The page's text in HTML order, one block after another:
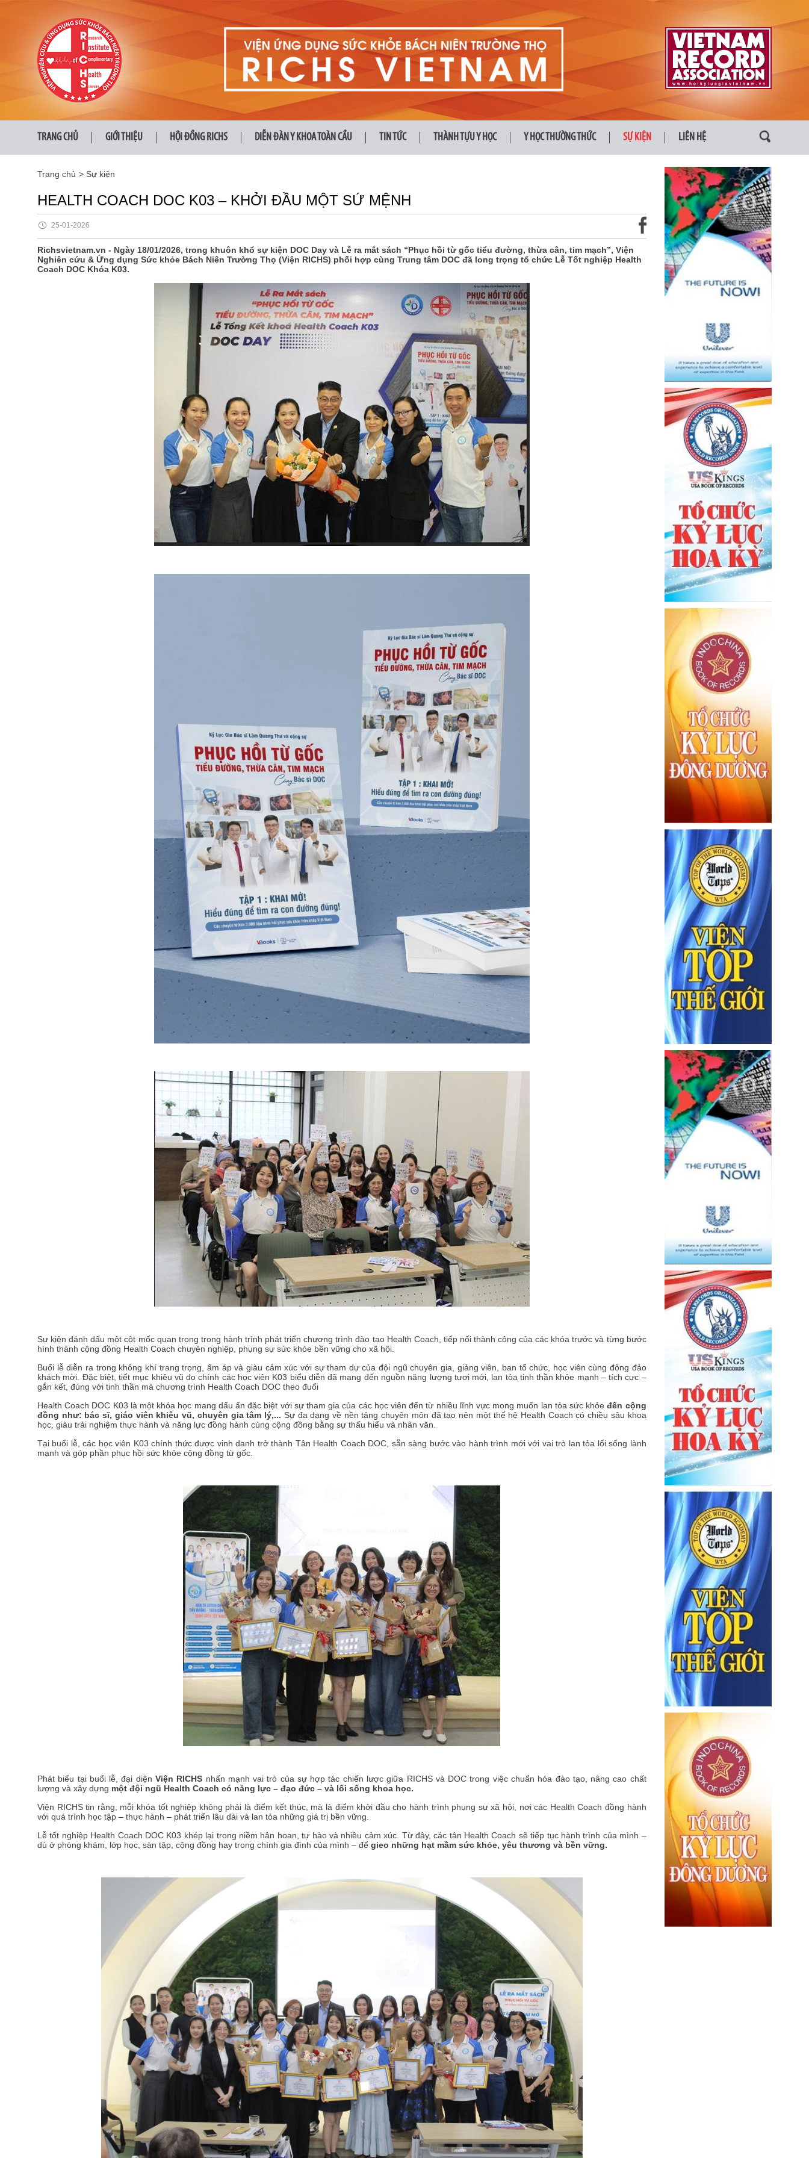
TRANG CHỦ GIỚI THIỆU HỘI ĐỒNG RICHS DIỄN ĐÀN Y KHOA TOÀN CẦU TIN TỨC THÀNH TỰU Y HỌC Y HỌC THƯỜNG THỨC SỰ KIỆN LIÊN HỆ
Trang chủ > Sự kiện
HEALTH COACH DOC K03 – KHỞI ĐẦU MỘT SỨ MỆNH
25-01-2026
Richsvietnam.vn - Ngày 18/01/2026, trong khuôn khổ sự kiện DOC Day và Lễ ra mắt sách “Phục hồi từ gốc tiểu đường, thừa cân, tim mạch”, Viện
Nghiên cứu & Ứng dụng Sức khỏe Bách Niên Trường Thọ (Viện RICHS) phối hợp cùng Trung tâm DOC đã long trọng tổ chức Lễ Tốt nghiệp Health
Coach DOC Khóa K03.
Sự kiện đánh dấu một cột mốc quan trọng trong hành trình phát triển chương trình đào tạo Health Coach, tiếp nối thành công của các khóa trước và từng bước
hình thành cộng đồng Health Coach chuyên nghiệp, phụng sự sức khỏe bền vững cho xã hội.
Buổi lễ diễn ra trong không khí trang trọng, ấm áp và giàu cảm xúc với sự tham dự của đội ngũ chuyên gia, giảng viên, ban tổ chức, học viên cùng đông đảo
khách mời. Đặc biệt, tiết mục khiêu vũ do chính các học viên K03 biểu diễn đã mang đến nguồn năng lượng tươi mới, lan tỏa tinh thần khỏe mạnh – tích cực –
gắn kết, đúng với tinh thần mà chương trình Health Coach DOC theo đuổi
Health Coach DOC K03 là một khóa học mang dấu ấn đặc biệt với sự tham gia của các học viên đến từ nhiều lĩnh vực mong muốn lan tỏa sức khỏeđến cộng
đồng như: bác sĩ, giáo viên khiêu vũ, chuyên gia tâm lý,... Sự đa dạng về nền tảng chuyên môn đã tạo nên một thế hệ Health Coach có chiều sâu khoa
học, giàu trải nghiệm thực hành và năng lực đồng hành cùng cộng đồng bằng sự thấu hiểu và nhân văn.
Tại buổi lễ, các học viên K03 chính thức được vinh danh trở thành Tân Health Coach DOC, sẵn sàng bước vào hành trình mới với vai trò lan tỏa lối sống lành
mạnh và góp phần phục hồi sức khỏe cộng đồng từ gốc.
Phát biểu tại buổi lễ, đại diện Viện RICHS nhấn mạnh vai trò của sự hợp tác chiến lược giữa RICHS và DOC trong việc chuẩn hóa đào tạo, nâng cao chất
lượng và xây dựng một đội ngũ Health Coach có năng lực – đạo đức – và lối sống khoa học.
Viện RICHS tin rằng, mỗi khóa tốt nghiệp không phải là điểm kết thúc, mà là điểm khởi đầu cho hành trình phụng sự xã hội, nơi các Health Coach đồng hành
với quá trình học tập – thực hành – phát triển lâu dài và lan tỏa những giá trị bền vững.
Lễ tốt nghiệp Health Coach DOC K03 khép lại trong niềm hân hoan, tự hào và nhiều cảm xúc. Từ đây, các tân Health Coach sẽ tiếp tục hành trình của mình –
dù ở phòng khám, lớp học, sàn tập, cộng đồng hay trong chính gia đình của mình – để gieo những hạt mầm sức khỏe, yêu thương và bền vững.